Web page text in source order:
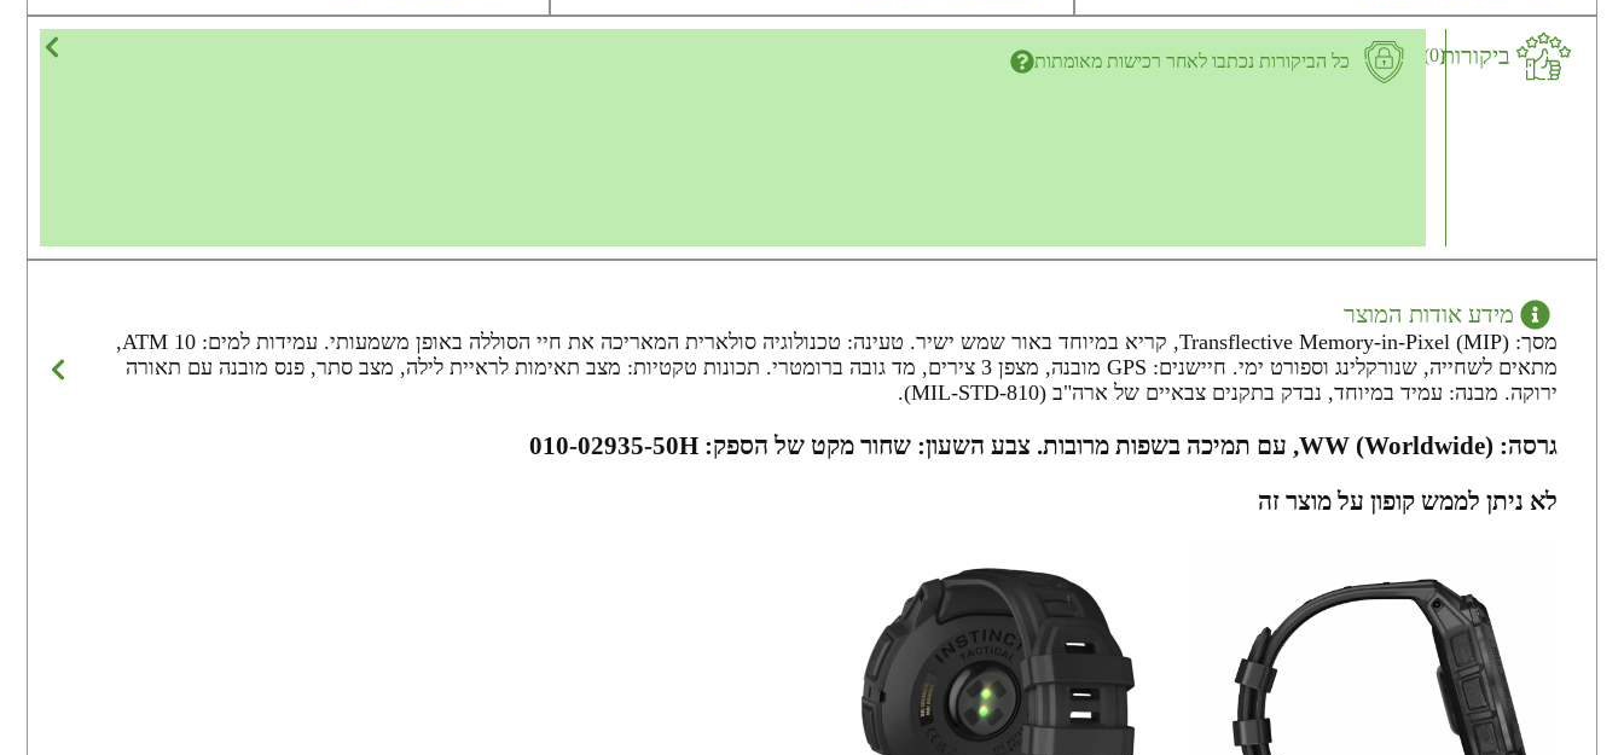
ביקורות(0) כל הביקורות נכתבו לאחר רכישות מאומתות
מידע אודות המוצר
מסך: Transflective Memory-in-Pixel (MIP), קריא במיוחד באור שמש ישיר. טעינה: טכנולוגיה סולארית המאריכה את חיי הסוללה באופן משמעותי. עמידות למים: 10 ATM,
מתאים לשחייה, שנורקלינג וספורט ימי. חיישנים: GPS מובנה, מצפן 3 צירים, מד גובה ברומטרי. תכונות טקטיות: מצב תאימות לראיית לילה, מצב סתר, פנס מובנה עם תאורה
ירוקה. מבנה: עמיד במיוחד, נבדק בתקנים צבאיים של ארה"ב (MIL-STD-810).
גרסה: WW (Worldwide), עם תמיכה בשפות מרובות. צבע השעון: שחור מקט של הספק: 010-02935-50H
לא ניתן לממש קופון על מוצר זה